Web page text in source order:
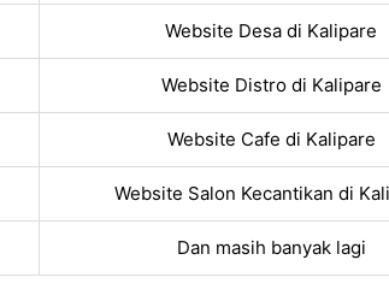
Website Desa di Kalipare
Website Distro di Kalipare
Website Cafe di Kalipare
Website Salon Kecantikan di
Dan masih banyak lagi